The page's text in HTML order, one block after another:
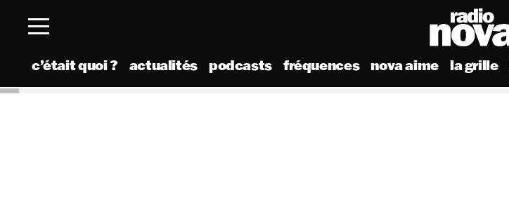
c’était quoi ? actualités podcasts fréquences nova aime la grille